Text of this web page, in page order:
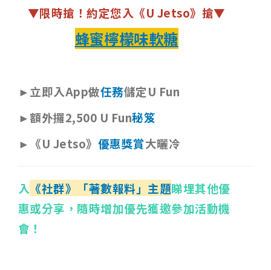
▼限時搶！約定您入《U Jetso》搶▼
蜂蜜檸檬味軟糖
►立即入App做任務儲定U Fun
►額外攞2,500 U Fun秘笈
►《U Jetso》 優惠獎賞大曬冷
入 《社群》「著數報料」主題睇埋其他優
惠或分享，隨時增加優先獲邀參加活動機
會！